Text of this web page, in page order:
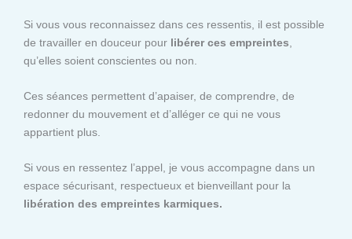
Si vous vous reconnaissez dans ces ressentis, il est possible
de travailler en douceur pour libérer ces empreintes
qu’elles soient conscientes ou non.
Ces séances permettent d’apaiser, de comprendre, de
redonner du mouvement et d’alléger ce qui ne vous
appartient plus.
Si vous en ressentez l’appel, je vous accompagne dans un
espace sécurisant, respectueux et bienveillant pour la
libération des empreintes karmiques.